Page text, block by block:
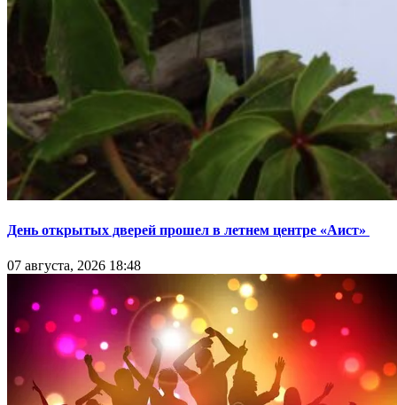
День открытых дверей прошел в летнем центре «Аист»
07 августа, 2026 18:48